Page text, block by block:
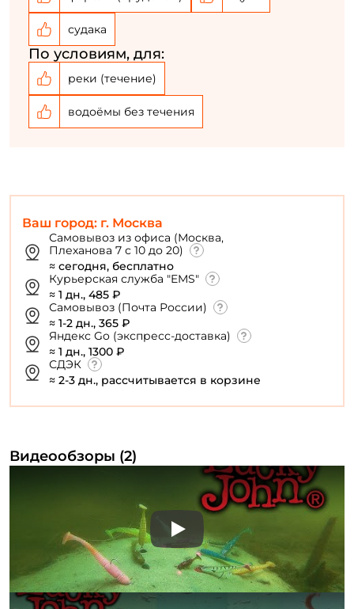
Ваш город: г. Москва
Самовывоз из офиса (Москва,
Плеханова 7 с 10 до 20)
≈ сегодня, бесплатно
Курьерская служба "EMS"
≈ 1 дн., 485 ₽
Самовывоз (Почта России)
≈ 1-2 дн., 365 ₽
Яндекс Go (экспресс-доставка)
≈ 1 дн., 1300 ₽
СДЭК
≈ 2-3 дн., рассчитывается в корзине
судака
По условиям, для:
реки (течение)
водоёмы без течения
Видеообзоры (2)
Play
Придумайте пароль: *
Повторите пароль: *
Заполняя данную форму вы соглашаетесь на обработку
У меня уже есть аккаунт